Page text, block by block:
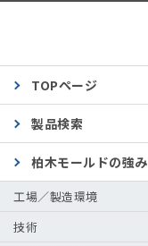
TOPページ
製品検索
柏木モールドの強み
工場／製造環境
技術